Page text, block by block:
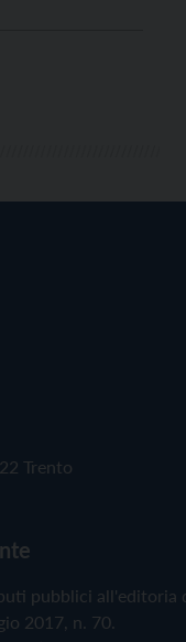
Trento
pubblici all'editoria
2017, n. 70.